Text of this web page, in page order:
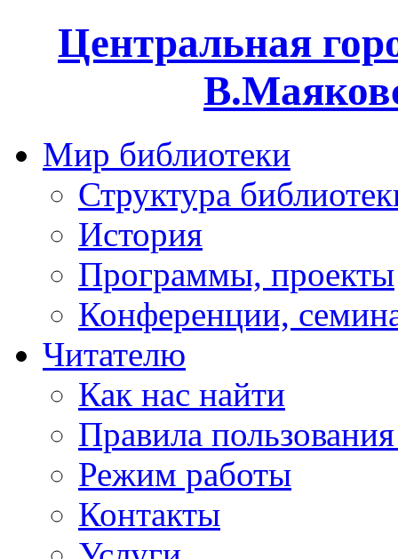
Центральная
Мир библиотеки
Структура
История
Программы, проекты
Конференции,
Читателю
Как нас найти
Правила
Режим работы
Контакты